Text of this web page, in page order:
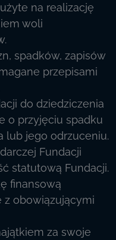
na realizację
woli
spadków, zapisów
przepisami
do dziedziczenia
o przyjęciu spadku
lub jego odrzuceniu.
Fundacji
statutową Fundacji.
finansową
z obowiązującymi
za swoje